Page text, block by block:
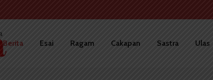
Berita Esai Ragam Cakapan Sastra Ulas